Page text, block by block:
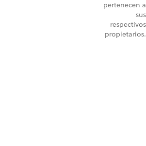
pertenecen a
sus
respectivos
propietarios.